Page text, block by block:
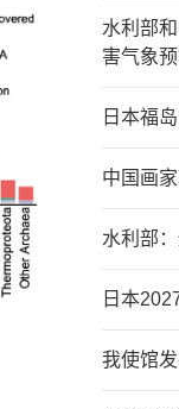
水利部
害气象
日本福
中国画
水利部
日本
我使馆